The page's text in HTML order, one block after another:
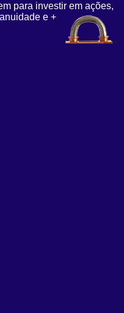
para investir em ações,
e +